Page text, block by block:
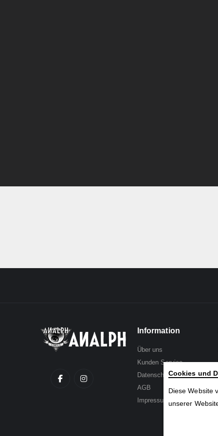
Information
Über uns
Kunden Service
Datenschutz
AGB
Impressum
Cookies und
Diese Website
unserer